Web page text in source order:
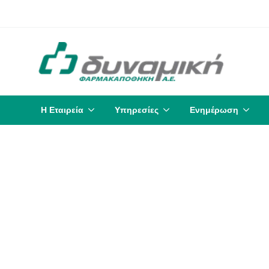
Η Εταιρεία Υπηρεσίες Ενημέρωση